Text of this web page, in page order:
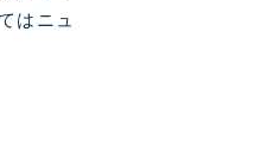
はニュ